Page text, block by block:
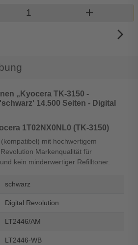
Produkt Warenkorb Menge
add
arrow_forward_ios
„Kyocera TK-3150 -
14.500 Seiten - Digital
1T02NX0NL0 (TK-3150)
mit hochwertigem
Markenqualität für
kein minderwertiger Refilltoner.
schwarz
Digital Revolution
LT2446/AM
LT2446-WB